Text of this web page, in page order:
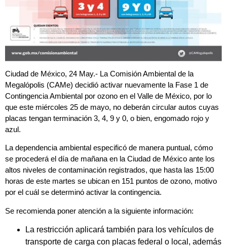
Ciudad de México, 24 May.- La Comisión Ambiental de la
Megalópolis (CAMe) decidió activar nuevamente la Fase 1 de
Contingencia Ambiental por ozono en el Valle de México, por lo
que este miércoles 25 de mayo, no deberán circular autos cuyas
placas tengan terminación 3, 4, 9 y 0, o bien, engomado rojo y
azul.
La dependencia ambiental especificó de manera puntual, cómo
se procederá el día de mañana en la Ciudad de México ante los
altos niveles de contaminación registrados, que hasta las 15:00
horas de este martes se ubican en 151 puntos de ozono, motivo
por el cuál se determinó activar la contingencia.
Se recomienda poner atención a la siguiente información:
La restricción aplicará también para los vehículos de
transporte de carga con placas federal o local, además